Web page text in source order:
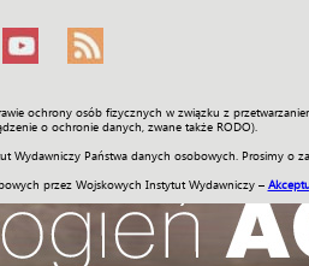
ochrony osób fizycznych w związku z
o ochronie danych, zwane także RODO).
Wydawniczy Państwa danych osobowych. Prosimy o
przez Wojskowych Instytut Wydawniczy –
Galerie Wideo ENGLISH